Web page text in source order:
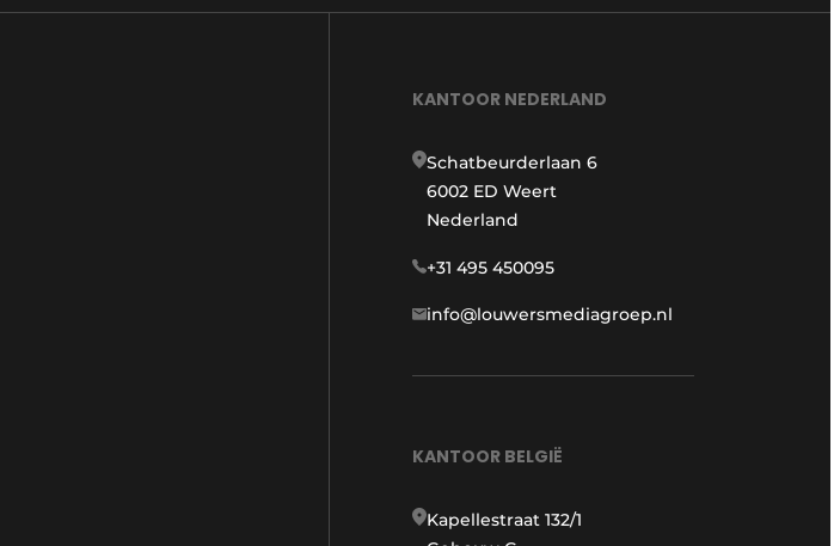
KANTOOR NEDERLAND
Schatbeurderlaan 6
6002 ED Weert
Nederland
+31 495 450095
info@louwersmediagroep.nl
KANTOOR BELGIË
Kapellestraat 132/1